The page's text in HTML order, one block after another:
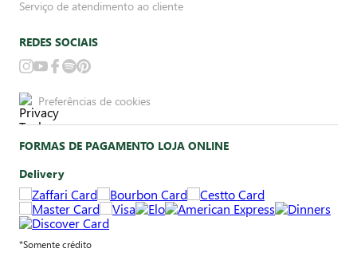
Serviço de atendimento ao cliente
REDES SOCIAIS
Preferências de cookies
FORMAS DE PAGAMENTO LOJA ONLINE
Delivery
*Somente crédito